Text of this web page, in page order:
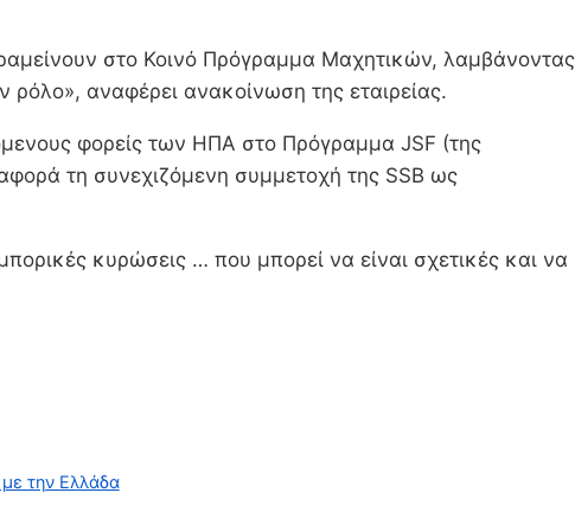
στο Κοινό Πρόγραμμα Μαχητικών, λαμβάνοντας
αναφέρει ανακοίνωση της εταιρείας.
φορείς των ΗΠΑ στο Πρόγραμμα JSF (της
τη συνεχιζόμενη συμμετοχή της SSB ως
κυρώσεις … που μπορεί να είναι σχετικές και να
με την Ελλάδα